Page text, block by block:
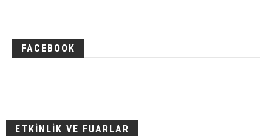
FACEBOOK
ETKİNLİK VE FUARLAR